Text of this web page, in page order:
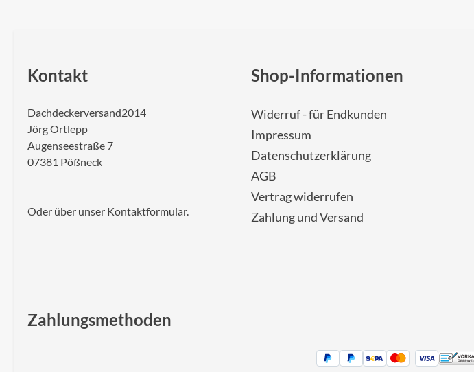
Kontakt
Dachdeckerversand2014
Jörg Ortlepp
Augenseestraße 7
07381 Pößneck
Oder über unser Kontaktformular.
Shop-Informationen
Widerruf - für Endkunden
Impressum
Datenschutzerklärung
AGB
Vertrag widerrufen
Zahlung und Versand
Zahlungsmethoden